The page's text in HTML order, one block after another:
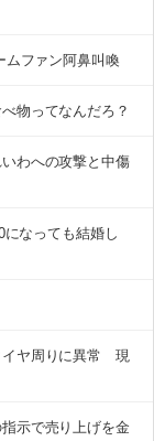
ファン阿鼻叫喚
物ってなんだろ？
わへの攻撃と中傷
なっても結婚し
イヤ周りに異常 現
示で売り上げを金